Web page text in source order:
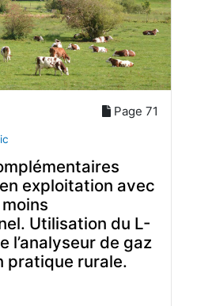
Page 71
exploitation avec
Utilisation du L-
l’analyseur de gaz
pratique rurale.